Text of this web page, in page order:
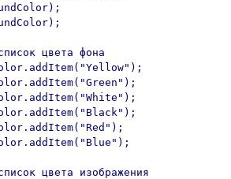
цвета фона
цвета изображения